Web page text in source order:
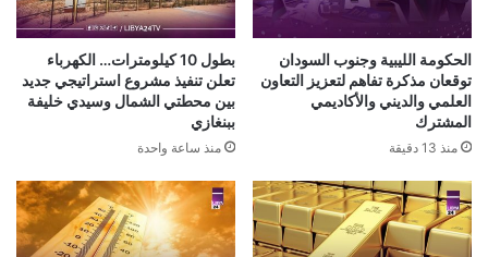
الحكومة الليبية وجنوب السودان
توقعان مذكرة تفاهم لتعزيز التعاون
العلمي والديني والأكاديمي
المشترك
منذ 13 دقيقة
بطول 10 كيلومترات… الكهرباء
تعلن تنفيذ مشروع استراتيجي جديد
بين محطتي الشمال وسيدي خليفة
ببنغازي
منذ ساعة واحدة